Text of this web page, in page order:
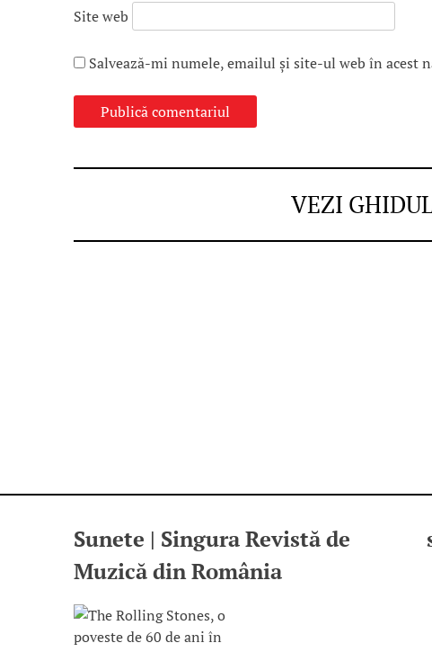
Site web
Salvează-mi numele, emailul și site-ul web în acest
VEZI
Sunete | Singura Revistă de
Muzică din România